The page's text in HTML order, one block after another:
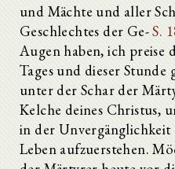
und Mächte und aller
Geschlechtes der Ge-S.
Augen haben, ich preise
Tages und dieser
unter der Schar der
Kelche deines Christus,
in der Unvergänglichkeit
Leben aufzuerstehen.